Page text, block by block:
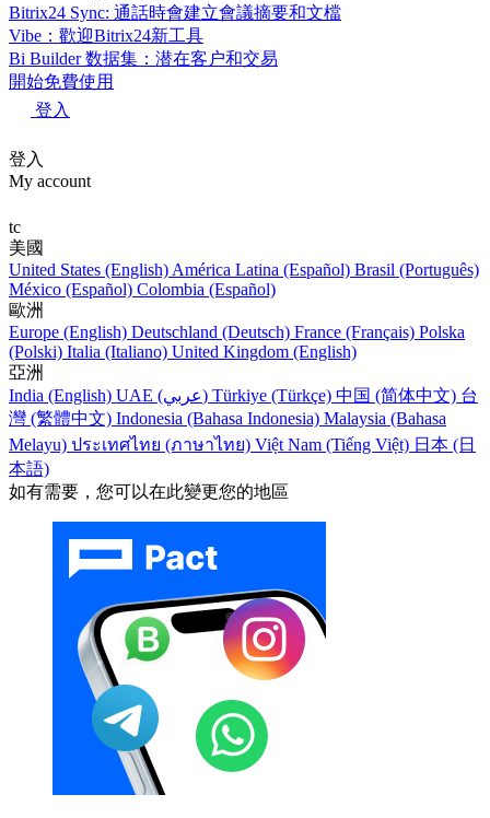
Bitrix24 Sync: 通話時會建立會議摘要和文檔
Vibe：歡迎Bitrix24新工具
Bi Builder 数据集：潜在客户和交易
開始免費使用
登入
登入
My account
tc
美國
United States (English) América Latina (Español) Brasil (Português)
México (Español) Colombia (Español)
歐洲
Europe (English) Deutschland (Deutsch) France (Français) Polska
(Polski) Italia (Italiano) United Kingdom (English)
亞洲
India (English)
UAE (عربي) Türkiye (Türkçe) 中国 (简体中文) 台
灣 (繁體中文) Indonesia (Bahasa Indonesia) Malaysia (Bahasa
Melayu) ประเทศไทย (ภาษาไทย) Việt Nam (Tiếng Việt) 日本 (日
本語)
如有需要，您可以在此變更您的地區